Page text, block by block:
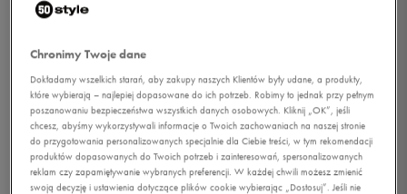
Chronimy Twoje dane
Dokładamy wszelkich starań, aby zakupy naszych Klientów były udane, a produkty,
które wybierają – najlepiej dopasowane do ich potrzeb. Robimy to jednak przy pełnym
poszanowaniu bezpieczeństwa wszystkich danych osobowych. Kliknij „OK”, jeśli
chcesz, abyśmy wykorzystywali informacje o Twoich zachowaniach na naszej stronie
do przygotowania personalizowanych specjalnie dla Ciebie treści, w tym rekomendacji
produktów dopasowanych do Twoich potrzeb i zainteresowań, spersonalizowanych
reklam czy zapamiętywanie wybranych preferencji. W każdej chwili możesz zmienić
swoją decyzję i ustawienia dotyczące plików cookie wybierając „Dostosuj”. Jeśli nie